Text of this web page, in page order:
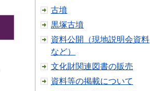
古墳
黒塚古墳
資料公開（現地説明会資料
など）
文化財関連図書の販売
資料等の掲載について